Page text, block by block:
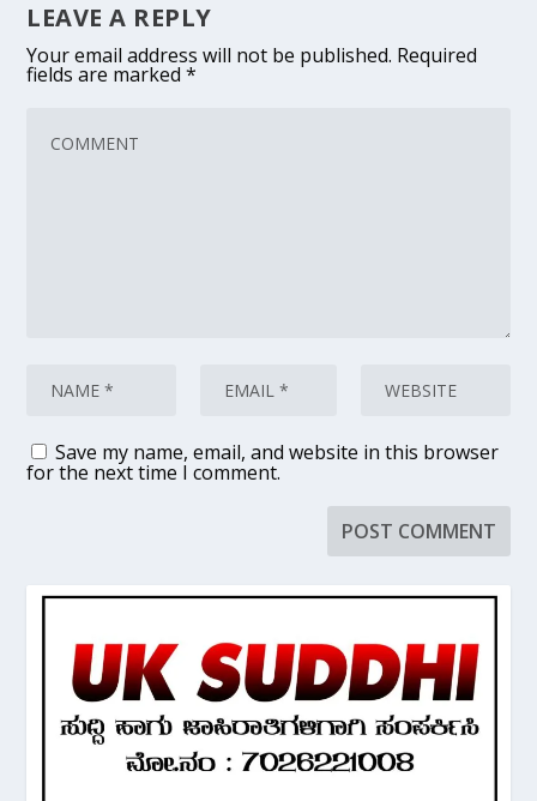
LEAVE A REPLY
Your email address will not be published. Required
fields are marked*
Save my name, email, and website in this browser
for the next time I comment.